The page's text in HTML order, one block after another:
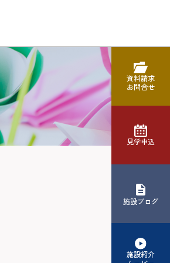
資料請求
お問合せ
見学申込
施設ブログ
施設紹介